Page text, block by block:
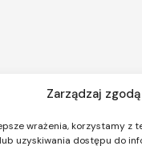
Zarządzaj zgodą
wrażenia, korzystamy z
uzyskiwania dostępu do
Mieszkania na